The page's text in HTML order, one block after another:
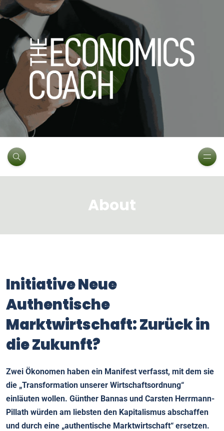
About
Initiative Neue
Authentische
Marktwirtschaft: Zurück in
die Zukunft?
Zwei Ökonomen haben ein Manifest verfasst, mit dem sie
die „Transformation unserer Wirtschaftsordnung“
einläuten wollen. Günther Bannas und Carsten Herrmann-
Pillath würden am liebsten den Kapitalismus abschaffen
und durch eine „authentische Marktwirtschaft“ ersetzen.